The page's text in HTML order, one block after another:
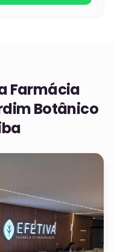
Farmácia
Botânico